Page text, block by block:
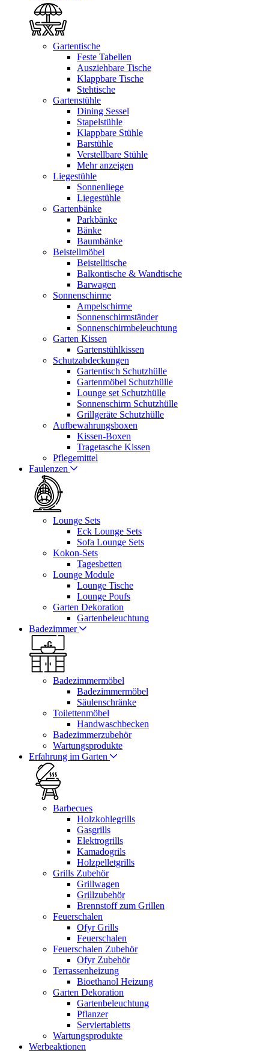
Gartentische
Feste Tabellen
Ausziehbare Tische
Klappbare Tische
Stehtische
Gartenstühle
Dining Sessel
Stapelstühle
Klappbare Stühle
Barstühle
Verstellbare Stühle
Mehr anzeigen
Liegestühle
Sonnenliege
Liegestühle
Gartenbänke
Parkbänke
Bänke
Baumbänke
Beistellmöbel
Beistelltische
Balkontische & Wandtische
Barwagen
Sonnenschirme
Ampelschirme
Sonnenschirmständer
Sonnenschirmbeleuchtung
Garten Kissen
Gartenstühlkissen
Schutzabdeckungen
Gartentisch Schutzhülle
Gartenmöbel Schutzhülle
Lounge set Schutzhülle
Sonnenschirm Schutzhülle
Grillgeräte Schutzhülle
Aufbewahrungsboxen
Kissen-Boxen
Tragetasche Kissen
Pflegemittel
Faulenzen
Lounge Sets
Eck Lounge Sets
Sofa Lounge Sets
Kokon-Sets
Tagesbetten
Lounge Module
Lounge Tische
Lounge Poufs
Garten Dekoration
Gartenbeleuchtung
Badezimmer
Badezimmermöbel
Badezimmermöbel
Säulenschränke
Toilettenmöbel
Handwaschbecken
Badezimmerzubehör
Wartungsprodukte
Erfahrung im Garten
Barbecues
Holzkohlegrills
Gasgrills
Elektrogrills
Kamadogrils
Holzpelletgrills
Grills Zubehör
Grillwagen
Grillzubehör
Brennstoff zum Grillen
Feuerschalen
Ofyr Grills
Feuerschalen
Feuerschalen Zubehör
Ofyr Zubehör
Terrassenheizung
Bioethanol Heizung
Garten Dekoration
Gartenbeleuchtung
Pflanzer
Serviertabletts
Wartungsprodukte
Werbeaktionen